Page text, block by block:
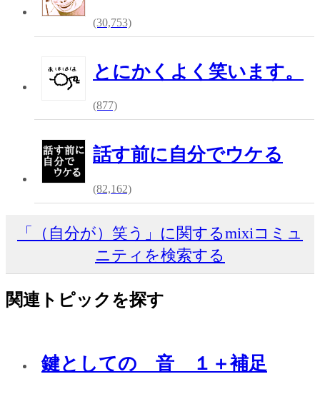
(30,753)
とにかくよく笑います。
(877)
話す前に自分でウケる
(82,162)
「（自分が）笑う」に関するmixiコミュ
ニティを検索する
関連トピックを探す
鍵としての 音 １＋補足